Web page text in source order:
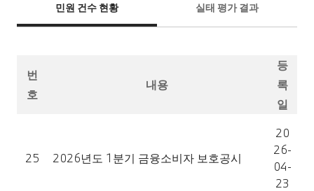
민원 건수 현황 실태 평가 결과
번
호
내용
등
록
일
25 2026년도 1분기 금융소비자 보호공시
20
26-
04-
23